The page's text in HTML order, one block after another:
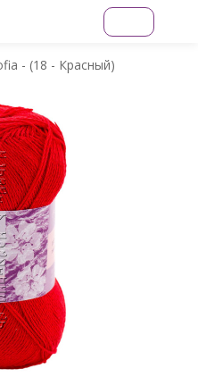
- (18 - Красный)